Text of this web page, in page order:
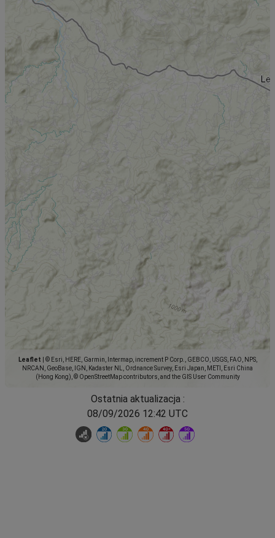
Leaflet
© Esri, HERE, Garmin, Intermap, increment P Corp., GEBCO, USGS, FAO, NPS,
NRCAN, GeoBase, IGN, Kadaster NL, Ordnance Survey, Esri Japan, METI, Esri China
(Hong Kong), © OpenStreetMap contributors, and the GIS User Community
Ostatnia aktualizacja :
08/09/2026 12:42 UTC